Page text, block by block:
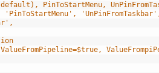
PinToStartMenu,